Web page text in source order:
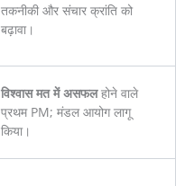
तकनीकी और संचार क्रांति को
बढ़ावा।
विश्वास मत में असफलहोने वाले
प्रथम PM; मंडल आयोग लागू
किया।